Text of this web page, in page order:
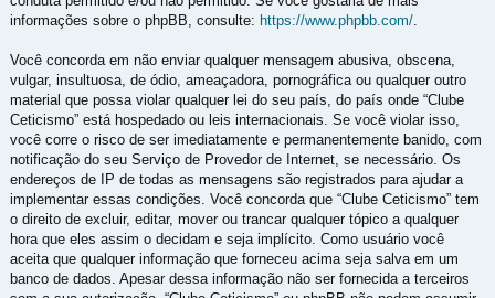
informações sobre o phpBB, consulte: https://www.phpbb.com/
Você concorda em não enviar qualquer mensagem abusiva, obscena,
vulgar, insultuosa, de ódio, ameaçadora, pornográfica ou qualquer outro
material que possa violar qualquer lei do seu país, do país onde “Clube
Ceticismo” está hospedado ou leis internacionais. Se você violar isso,
você corre o risco de ser imediatamente e permanentemente banido, com
notificação do seu Serviço de Provedor de Internet, se necessário. Os
endereços de IP de todas as mensagens são registrados para ajudar a
implementar essas condições. Você concorda que “Clube Ceticismo” tem
o direito de excluir, editar, mover ou trancar qualquer tópico a qualquer
hora que eles assim o decidam e seja implícito. Como usuário você
aceita que qualquer informação que forneceu acima seja salva em um
banco de dados. Apesar dessa informação não ser fornecida a terceiros